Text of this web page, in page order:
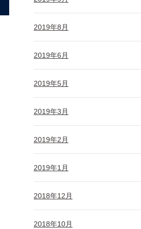
2019年8月
2019年6月
2019年5月
2019年3月
2019年2月
2019年1月
2018年12月
2018年10月